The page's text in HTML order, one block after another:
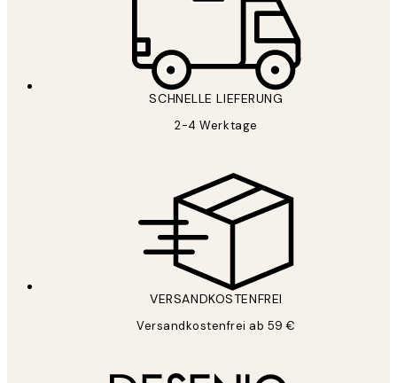
SCHNELLE LIEFERUNG
2-4 Werktage
VERSANDKOSTENFREI
Versandkostenfrei ab 59 €